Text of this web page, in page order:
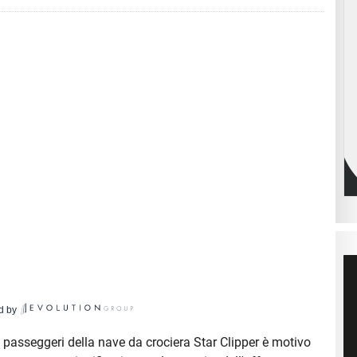
by
della nave da crociera Star Clipper è motivo